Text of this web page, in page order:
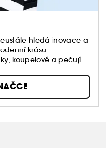
hledá inovace a
krásu...
koupelové a pečující
v čele trendů a jsou
styly a měnit je,